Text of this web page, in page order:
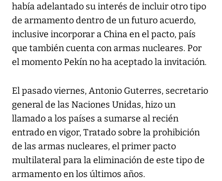
había adelantado su interés de incluir otro tipo
de armamento dentro de un futuro acuerdo,
inclusive incorporar a China en el pacto, país
que también cuenta con armas nucleares. Por
el momento Pekín no ha aceptado la invitación.
El pasado viernes, Antonio Guterres, secretario
general de las Naciones Unidas, hizo un
llamado a los países a sumarse al recién
entrado en vigor, Tratado sobre la prohibición
de las armas nucleares, el primer pacto
multilateral para la eliminación de este tipo de
armamento en los últimos años.